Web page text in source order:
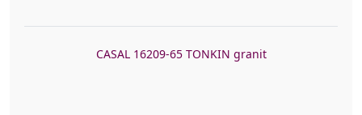
CASAL 16209-65 TONKIN granit